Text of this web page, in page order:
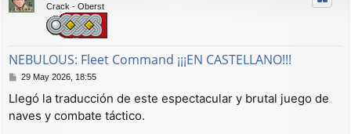
Crack - Oberst
NEBULOUS: Fleet Command ¡¡¡EN CASTELLANO!!!
M
n
s
29 May 2026, 18:55
Llegó la traducción de este espectacular y brutal juego de
naves y combate táctico.